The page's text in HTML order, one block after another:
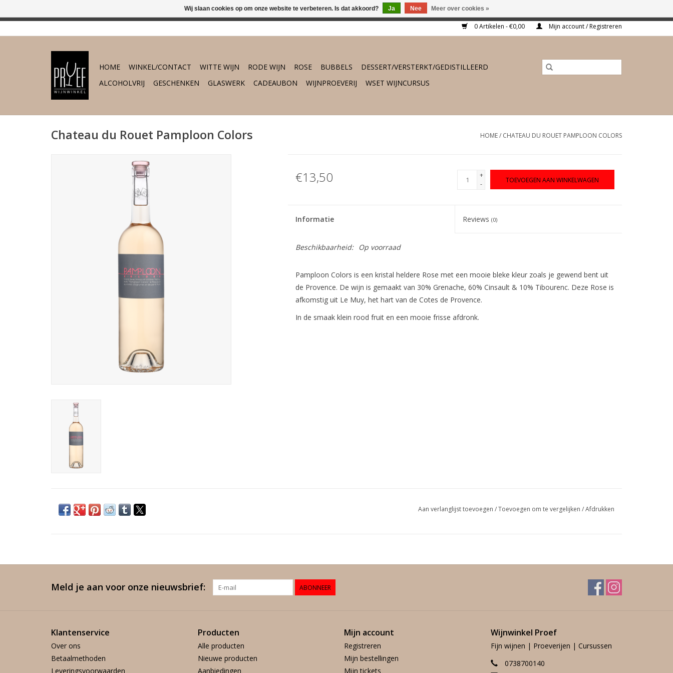
0 Artikelen - €0,00 Mijn account / Registreren
HOME WINKEL/CONTACT WITTE WIJN RODE WIJN ROSE BUBBELS
DESSERT/VERSTERKT/GEDISTILLEERD
ALCOHOLVRIJ
GESCHENKEN GLASWERK CADEAUBON WIJNPROEVERIJ WSET WIJNCURSUS
Chateau du Rouet Pamploon Colors HOME/ CHATEAU DU ROUET PAMPLOON COLORS
€13,50
+
-
TOEVOEGEN AAN WINKELWAGEN
Informatie Reviews(0)
Beschikbaarheid: Op voorraad
Pamploon Colors is een kristal heldere Rose met een mooie bleke kleur zoals je gewend bent uit
de Provence. De wijn is gemaakt van 30% Grenache, 60% Cinsault & 10% Tibourenc. Deze Rose is
afkomstig uit Le Muy, het hart van de Cotes de Provence.
In de smaak klein rood fruit en een mooie frisse afdronk.
Aan verlanglijst toevoegen /Toevoegen om te vergelijken /Afdrukken
Meld je aan voor onze nieuwsbrief: ABONNEER
Klantenservice
Over ons
Betaalmethoden
Leveringsvoorwaarden
Producten
Alle producten
Nieuwe producten
Aanbiedingen
Mijn account
Registreren
Mijn bestellingen
Mijn tickets
Wijnwinkel Proef
Fijn wijnen | Proeverijen | Cursussen
0738700140
Wij slaan cookies op om onze website te verbeteren. Is dat akkoord? Ja Nee Meer over cookies »
In 's-Hertogenbosch vanaf €75,- gratis thuisbezorgd. Daarbuiten gratis verzending vanaf €175,-